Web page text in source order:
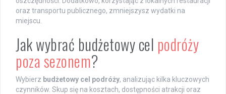
oraz transportu publicznego, zmniejszysz wydatki na
miejscu.
Jak wybrać budżetowy cel podróży
poza sezonem?
Wybierz budżetowy cel podróży, analizując kilka kluczowych
czynników. Skup się na kosztach, dostępności atrakcji oraz